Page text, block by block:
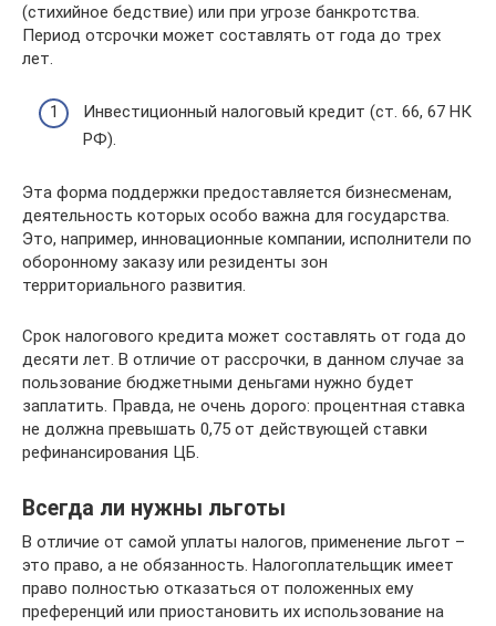
(стихийное бедствие) или при угрозе банкротства.
Период отсрочки может составлять от года до трех
лет.
Инвестиционный налоговый кредит (ст. 66, 67 НК
РФ).
Эта форма поддержки предоставляется бизнесменам,
деятельность которых особо важна для государства.
Это, например, инновационные компании, исполнители по
оборонному заказу или резиденты зон
территориального развития.
Срок налогового кредита может составлять от года до
десяти лет. В отличие от рассрочки, в данном случае за
пользование бюджетными деньгами нужно будет
заплатить. Правда, не очень дорого: процентная ставка
не должна превышать 0,75 от действующей ставки
рефинансирования ЦБ.
Всегда ли нужны льготы
В отличие от самой уплаты налогов, применение льгот –
это право, а не обязанность. Налогоплательщик имеет
право полностью отказаться от положенных ему
преференций или приостановить их использование на